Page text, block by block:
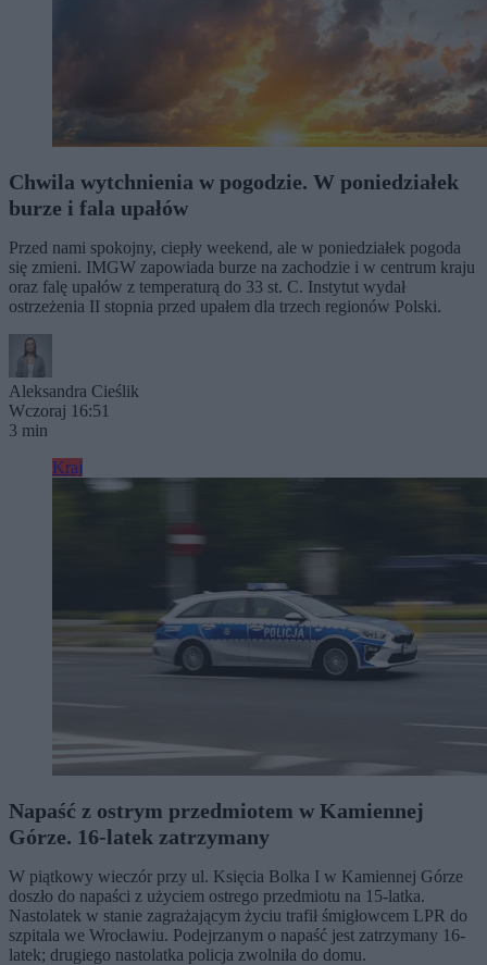
Chwila wytchnienia w pogodzie. W poniedziałek
burze i fala upałów
Przed nami spokojny, ciepły weekend, ale w poniedziałek pogoda
się zmieni. IMGW zapowiada burze na zachodzie i w centrum kraju
oraz falę upałów z temperaturą do 33 st. C. Instytut wydał
ostrzeżenia II stopnia przed upałem dla trzech regionów Polski.
Aleksandra Cieślik
Wczoraj 16:51
3 min
Kraj
Napaść z ostrym przedmiotem w Kamiennej
Górze. 16-latek zatrzymany
W piątkowy wieczór przy ul. Księcia Bolka I w Kamiennej Górze
doszło do napaści z użyciem ostrego przedmiotu na 15-latka.
Nastolatek w stanie zagrażającym życiu trafił śmigłowcem LPR do
szpitala we Wrocławiu. Podejrzanym o napaść jest zatrzymany 16-
latek; drugiego nastolatka policja zwolniła do domu.